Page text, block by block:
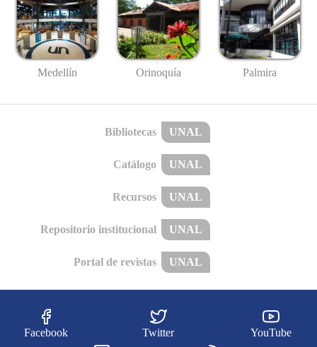
Medellín Orinoquía Palmira
Bibliotecas UNAL
Catálogo UNAL
Recursos UNAL
Repositorio institucional UNAL
Portal de revistas UNAL
Facebook Twitter YouTube